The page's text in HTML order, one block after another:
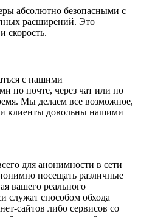
абсолютно безопасными с
расширений. Это
скорость.
с нашими
по почте, через чат или по
Мы делаем все возможное,
клиенты довольны нашими
для анонимности в сети
посещать различные
вашего реального
служат способом обхода
сайтов либо сервисов со